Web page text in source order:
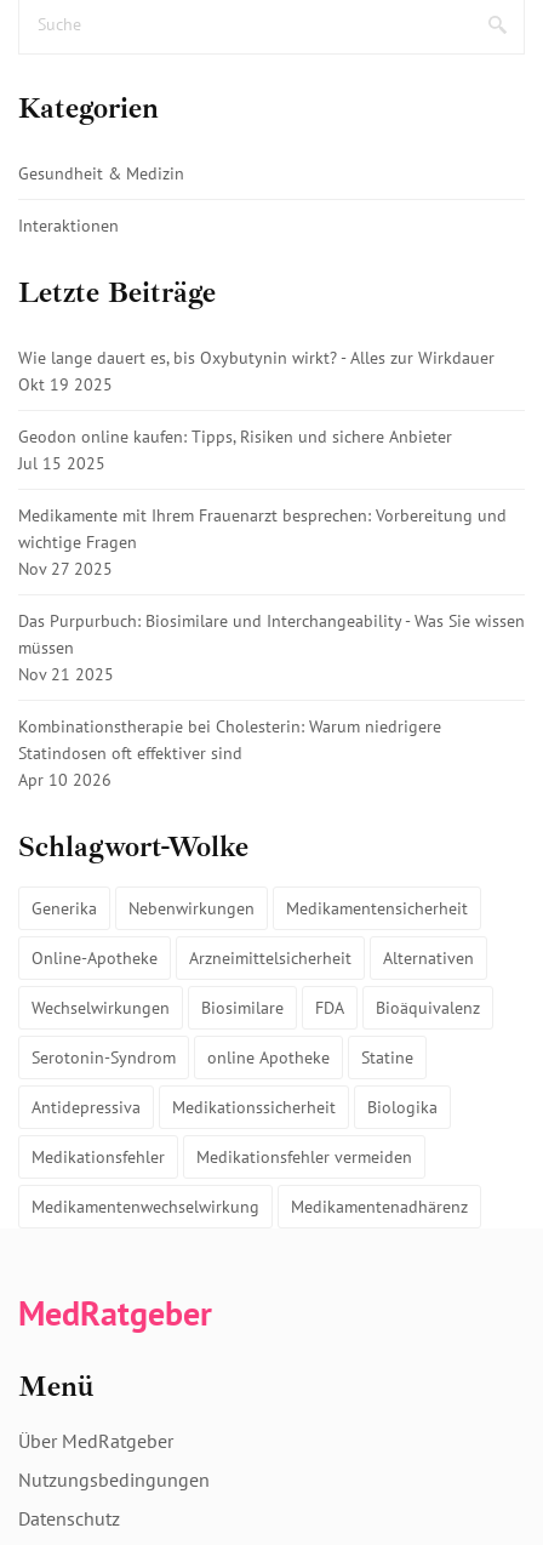
Kategorien
Gesundheit & Medizin
Interaktionen
Letzte Beiträge
Wie lange dauert es, bis Oxybutynin wirkt? - Alles zur Wirkdauer
Okt 19 2025
Geodon online kaufen: Tipps, Risiken und sichere Anbieter
Jul 15 2025
Medikamente mit Ihrem Frauenarzt besprechen: Vorbereitung und
wichtige Fragen
Nov 27 2025
Das Purpurbuch: Biosimilare und Interchangeability - Was Sie wissen
müssen
Nov 21 2025
Kombinationstherapie bei Cholesterin: Warum niedrigere
Statindosen oft effektiver sind
Apr 10 2026
Schlagwort-Wolke
Generika Nebenwirkungen Medikamentensicherheit
Online-Apotheke Arzneimittelsicherheit Alternativen
Wechselwirkungen Biosimilare FDA Bioäquivalenz
Serotonin-Syndrom online Apotheke Statine
Antidepressiva Medikationssicherheit Biologika
Medikationsfehler Medikationsfehler vermeiden
Medikamentenwechselwirkung Medikamentenadhärenz
MedRatgeber
Menü
Über MedRatgeber
Nutzungsbedingungen
Datenschutz